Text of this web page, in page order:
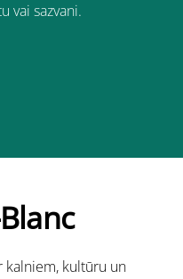
vai sazvani.
kalniem, kultūru un